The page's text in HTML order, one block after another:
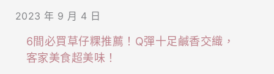
2023 年 9 月 4 日
6間必買草仔粿推薦！Q彈十足鹹香交織，
客家美食超美味！